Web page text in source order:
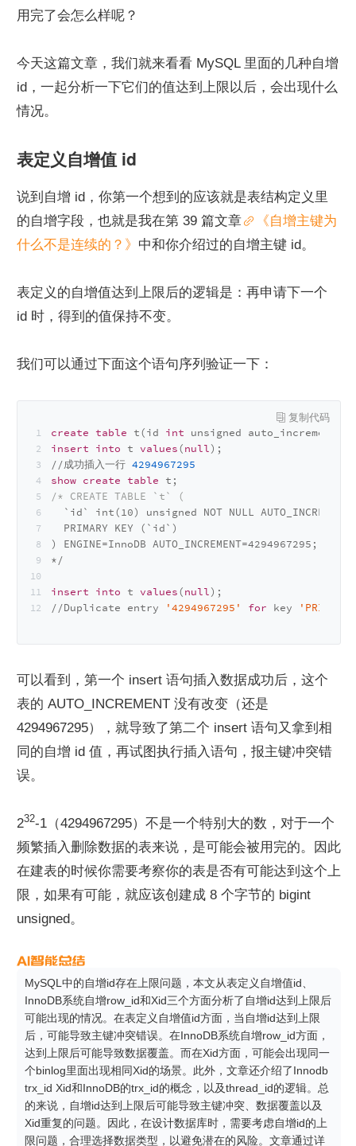
用完了会怎么样呢？
今天这篇文章，我们就来看看 MySQL 里面的几种自增
id，一起分析一下它们的值达到上限以后，会出现什么
情况。
表定义自增值 id
说到自增 id，你第一个想到的应该就是表结构定义里
的自增字段，也就是我在第 39 篇文章
《自增主键为
什么不是连续的？》 中和你介绍过的自增主键 id。
表定义的自增值达到上限后的逻辑是：再申请下一个
id 时，得到的值保持不变。
我们可以通过下面这个语句序列验证一下：
create table t(id int unsigned auto_increment
insert into t values(null);
//成功插入一行 4294967295
show create table t;
/* CREATE TABLE `t` (
  `id` int(10) unsigned NOT NULL AUTO_INCREMENT,
  PRIMARY KEY (`id`)
) ENGINE=InnoDB AUTO_INCREMENT=4294967295;
*/
insert into t values(null);
//Duplicate entry '4294967295' for key 'PRIMARY'
可以看到，第一个 insert 语句插入数据成功后，这个
表的 AUTO_INCREMENT 没有改变（还是
4294967295），就导致了第二个 insert 语句又拿到相
同的自增 id 值，再试图执行插入语句，报主键冲突错
误。
232-1（4294967295）不是一个特别大的数，对于一个
频繁插入删除数据的表来说，是可能会被用完的。因此
在建表的时候你需要考察你的表是否有可能达到这个上
限，如果有可能，就应该创建成 8 个字节的 bigint
unsigned。
MySQL中的自增id存在上限问题，本文从表定义自增值id、
InnoDB系统自增row_id和Xid三个方面分析了自增id达到上限后
可能出现的情况。在表定义自增值id方面，当自增id达到上限
后，可能导致主键冲突错误。在InnoDB系统自增row_id方面，
达到上限后可能导致数据覆盖。而在Xid方面，可能会出现同一
个binlog里面出现相同Xid的场景。此外，文章还介绍了Innodb
trx_id Xid和InnoDB的trx_id的概念，以及thread_id的逻辑。总
的来说，自增id达到上限后可能导致主键冲突、数据覆盖以及
Xid重复的问题。因此，在设计数据库时，需要考虑自增id的上
限问题，合理选择数据类型，以避免潜在的风险。文章通过详